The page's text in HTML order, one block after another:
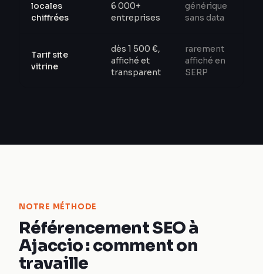
locales
chiffrées
6 000+
entreprises
générique
sans data
Tarif site
vitrine
dès 1 500 €,
affiché et
transparent
rarement
affiché en
SERP
NOTRE MÉTHODE
Référencement SEO à
Ajaccio : comment on
travaille